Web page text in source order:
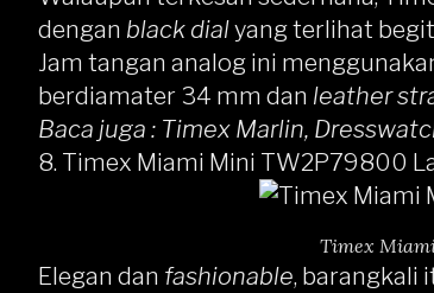
dengan black dialyang terlihat
Jam tangan analog ini
berdiamater 34 mm dan leather
Baca juga : Timex Marlin,
8. Timex Miami Mini TW2P79800
Timex
Elegan dan fashionable, barangkali